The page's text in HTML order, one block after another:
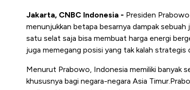
Jakarta, CNBC Indonesia - Presiden
menunjukkan betapa besarnya dampak
satu selat saja bisa membuat harga energi
juga memegang posisi yang tak kalah strategis
Menurut Prabowo, Indonesia memiliki banyak
khususnya bagi negara-negara Asia